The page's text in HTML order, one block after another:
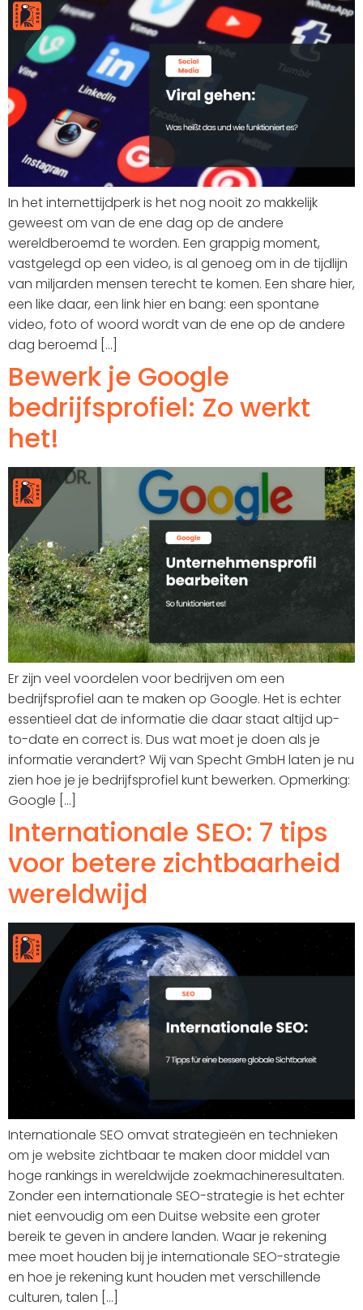
In het internettijdperk is het nog nooit zo makkelijk
geweest om van de ene dag op de andere
wereldberoemd te worden. Een grappig moment,
vastgelegd op een video, is al genoeg om in de tijdlijn
van miljarden mensen terecht te komen. Een share hier,
een like daar, een link hier en bang: een spontane
video, foto of woord wordt van de ene op de andere
dag beroemd [...]
Bewerk je Google
bedrijfsprofiel: Zo werkt
het!
Er zijn veel voordelen voor bedrijven om een
bedrijfsprofiel aan te maken op Google. Het is echter
essentieel dat de informatie die daar staat altijd up-
to-date en correct is. Dus wat moet je doen als je
informatie verandert? Wij van Specht GmbH laten je nu
zien hoe je je bedrijfsprofiel kunt bewerken. Opmerking:
Google [...]
Internationale SEO: 7 tips
voor betere zichtbaarheid
wereldwijd
Internationale SEO omvat strategieën en technieken
om je website zichtbaar te maken door middel van
hoge rankings in wereldwijde zoekmachineresultaten.
Zonder een internationale SEO-strategie is het echter
niet eenvoudig om een Duitse website een groter
bereik te geven in andere landen. Waar je rekening
mee moet houden bij je internationale SEO-strategie
en hoe je rekening kunt houden met verschillende
culturen, talen [...]